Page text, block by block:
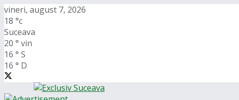
vineri, august 7, 2026
18 °c
Suceava
20 ° vin
16 ° S
16 ° D